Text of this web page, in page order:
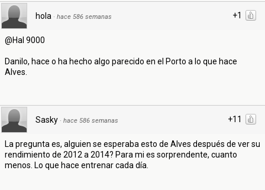
+1
hola · hace 586 semanas
@Hal 9000
Danilo, hace o ha hecho algo parecido en el Porto a lo que hace
Alves.
+11
Sasky · hace 586 semanas
La pregunta es, alguien se esperaba esto de Alves después de ver su
rendimiento de 2012 a 2014? Para mi es sorprendente, cuanto
menos. Lo que hace entrenar cada día.